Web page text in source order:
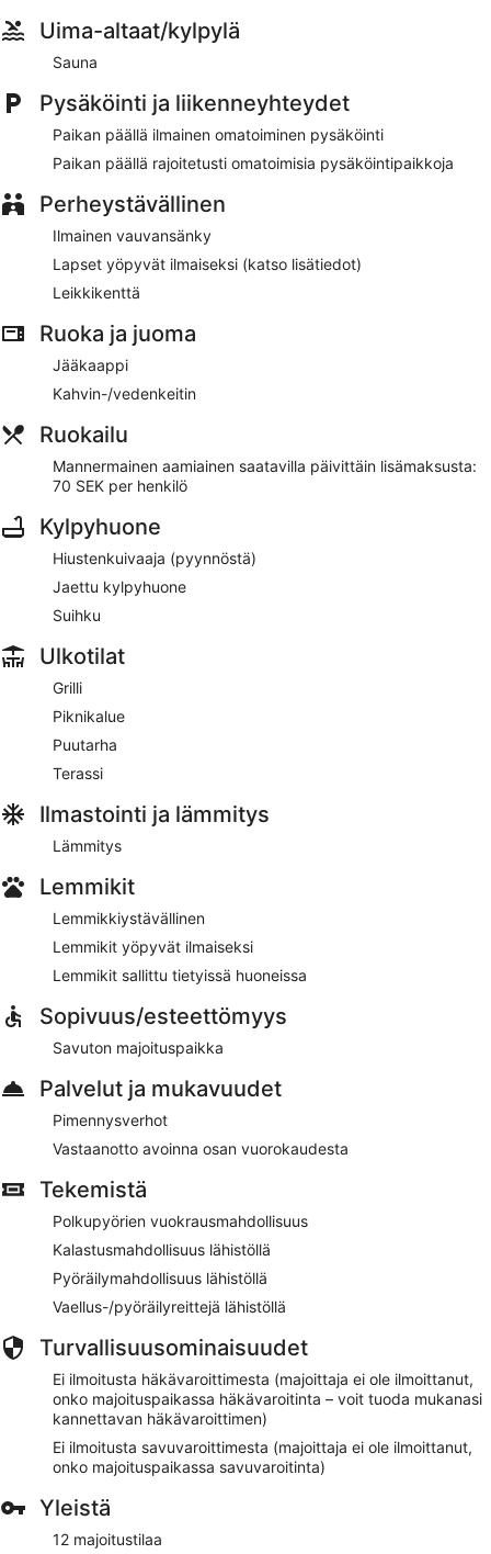
lisämaksusta
Majoituspaikka tarjoaa asiakkaille terassin
vuokrausmahdollisuus ja leikkikenttä
Sijaitsee vain 3 minuutin ajomatkan päässä kohteesta
Kapellskärin satama ja 7 minuutin ajomatkan päässä
kohteesta Räfsnäsin laituri
Majoituspaikkaan voi tuoda lemmikin ilmaiseksi
(rajoituksia sovelletaan)
Kapellskärs Camping tarjoaa asiakkaiden käyttöön saunan,
terassin ja grillejä. Kapellskärs Camping tarjoaa asiakkaiden
käyttöön myös puutarhan ja piknikalueen. Vastaanotto on
ilmainen.
Tämä leirintäalue on savuton.
Asiakkaat voivat nauttia mannermaisen aamiaisen joka päivä
Uima-altaat/kylpylä
Sauna
Pysäköinti ja liikenneyhteydet
Paikan päällä ilmainen omatoiminen pysäköinti
Paikan päällä rajoitetusti omatoimisia pysäköintipaikkoja
Perheystävällinen
Ilmainen vauvansänky
Lapset yöpyvät ilmaiseksi (katso lisätiedot)
Leikkikenttä
Ruoka ja juoma
Jääkaappi
Kahvin-/vedenkeitin
Ruokailu
Mannermainen aamiainen saatavilla päivittäin lisämaksusta:
70 SEK per henkilö
Kylpyhuone
Hiustenkuivaaja (pyynnöstä)
Jaettu kylpyhuone
Suihku
Ulkotilat
Grilli
Piknikalue
Puutarha
Terassi
Ilmastointi ja lämmitys
Lämmitys
Lemmikit
Lemmikkiystävällinen
Lemmikit yöpyvät ilmaiseksi
Lemmikit sallittu tietyissä huoneissa
Sopivuus/esteettömyys
Savuton majoituspaikka
Palvelut ja mukavuudet
Pimennysverhot
Vastaanotto avoinna osan vuorokaudesta
Tekemistä
Polkupyörien vuokrausmahdollisuus
Kalastusmahdollisuus lähistöllä
Pyöräilymahdollisuus lähistöllä
Vaellus-/pyöräilyreittejä lähistöllä
Turvallisuusominaisuudet
Ei ilmoitusta häkävaroittimesta (majoittaja ei ole ilmoittanut,
onko majoituspaikassa häkävaroitinta – voit tuoda mukanasi
kannettavan häkävaroittimen)
Ei ilmoitusta savuvaroittimesta (majoittaja ei ole ilmoittanut,
onko majoituspaikassa savuvaroitinta)
Yleistä
12 majoitustilaa